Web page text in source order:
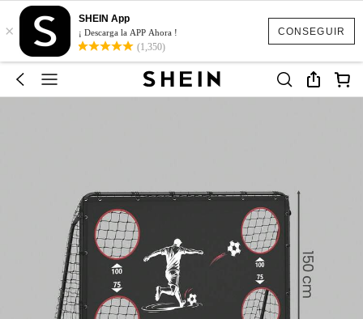
CONSEGUIR
×
SHEIN App
¡ Descarga la APP Ahora !
(1,350)